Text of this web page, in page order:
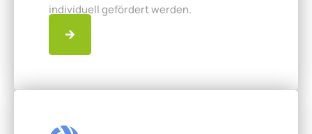
individuell gefördert werden.